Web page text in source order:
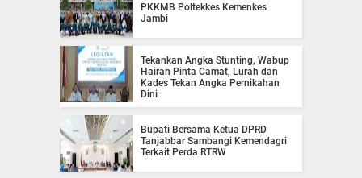
PKKMB Poltekkes Kemenkes
Jambi
Tekankan Angka Stunting, Wabup
Hairan Pinta Camat, Lurah dan
Kades Tekan Angka Pernikahan
Dini
Bupati Bersama Ketua DPRD
Tanjabbar Sambangi Kemendagri
Terkait Perda RTRW